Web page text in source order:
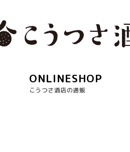
ONLINESHOP
こうつさ酒店の通販